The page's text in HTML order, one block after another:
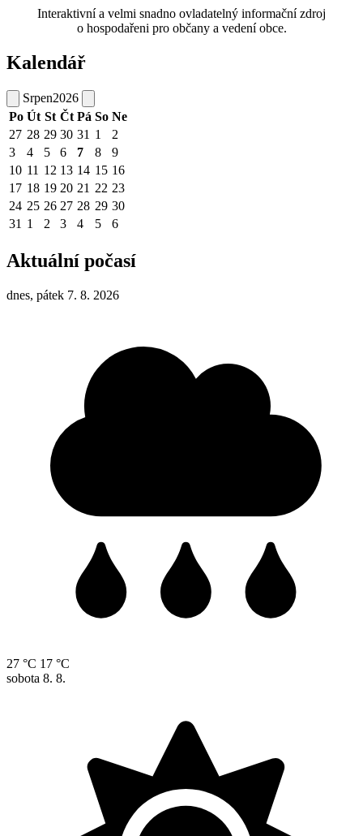
Interaktivní a velmi snadno ovladatelný informační zdroj
o hospodařeni pro občany a vedení obce.
Kalendář
Srpen2026
Po Út St Čt Pá So Ne
27 28 29 30 31 1
2
3
4 5 6 7 8
9
10 11 12 13 14 15 16
17 18 19 20 21 22 23
24 25 26 27 28 29 30
31 1 2 3 4 5 6
Aktuální počasí
dnes, pátek 7. 8. 2026
27 °C 17 °C
sobota 8. 8.